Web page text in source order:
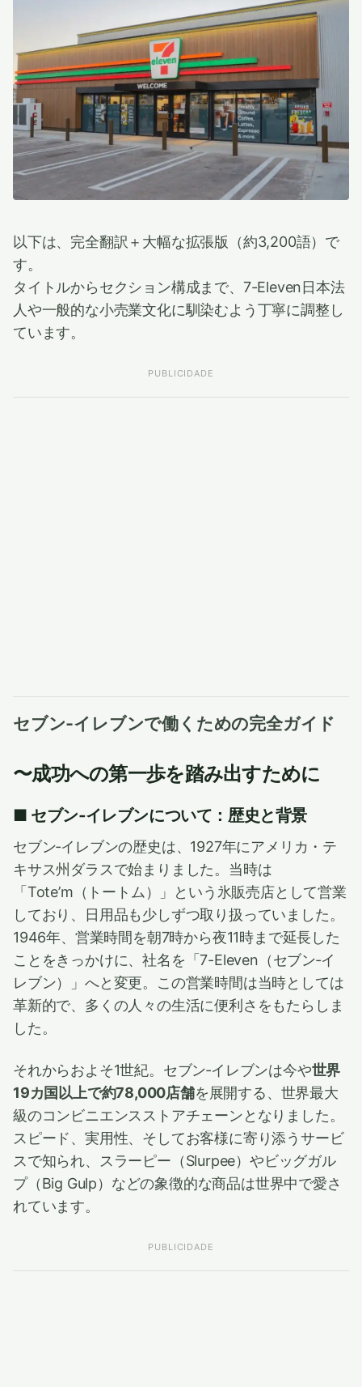
以下は、完全翻訳＋大幅な拡張版（約3,200語）で
す。
タイトルからセクション構成まで、7-Eleven日本法
人や一般的な小売業文化に馴染むよう丁寧に調整し
ています。
PUBLICIDADE
セブン‐イレブンで働くための完全ガイド
〜成功への第一歩を踏み出すために
■ セブン‐イレブンについて：歴史と背景
セブン‐イレブンの歴史は、1927年にアメリカ・テ
キサス州ダラスで始まりました。当時は
「Tote’m（トートム）」という氷販売店として営業
しており、日用品も少しずつ取り扱っていました。
1946年、営業時間を朝7時から夜11時まで延長した
ことをきっかけに、社名を「7-Eleven（セブン‐イ
レブン）」へと変更。この営業時間は当時としては
革新的で、多くの人々の生活に便利さをもたらしま
した。
それからおよそ1世紀。セブン‐イレブンは今や世界
19カ国以上で約78,000店舗を展開する、世界最大
級のコンビニエンスストアチェーンとなりました。
スピード、実用性、そしてお客様に寄り添うサービ
スで知られ、スラーピー（Slurpee）やビッグガル
プ（Big Gulp）などの象徴的な商品は世界中で愛さ
れています。
PUBLICIDADE